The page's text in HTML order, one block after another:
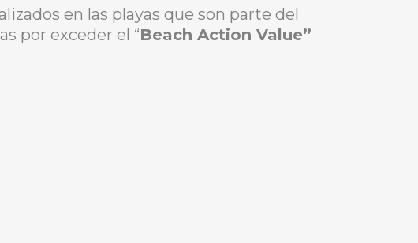
en las playas que son parte del
por exceder el “Beach Action Value”